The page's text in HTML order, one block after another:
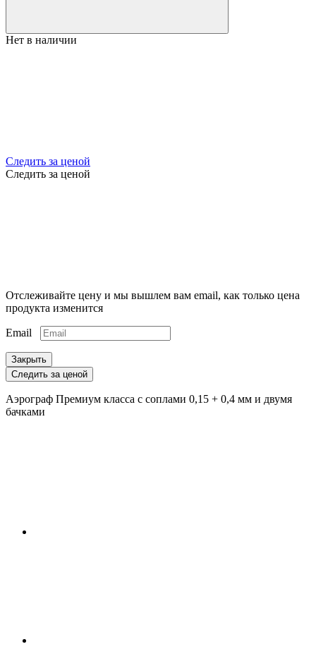
Нет в наличии
Следить за ценой
Следить за ценой
Отслеживайте цену и мы вышлем вам email, как только цена
продукта изменится
Email
Закрыть
Следить за ценой
Аэрограф Премиум класса с соплами 0,15 + 0,4 мм и двумя
бачками